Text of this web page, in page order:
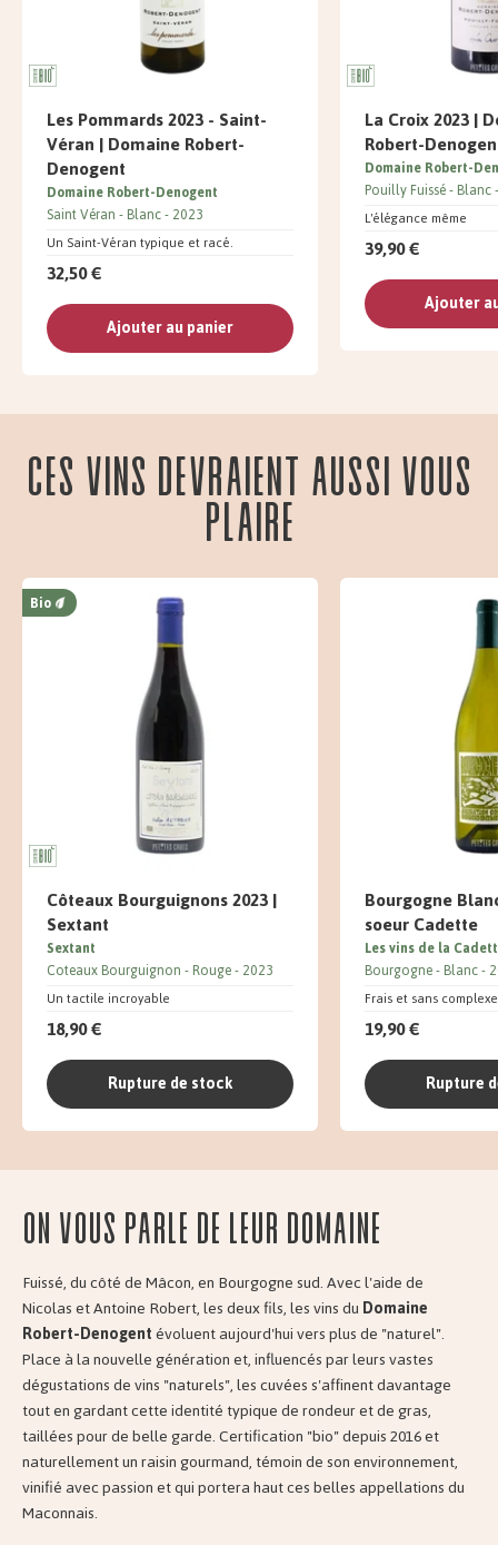
Les Pommards 2023 - Saint-
Véran | Domaine Robert-
Denogent
Un Saint-Véran typique et racé.
Domaine Robert-Denogent
Saint Véran Blanc 2023
32,50 €
Ajouter au panier
La Croix 2023 |
Robert-
L'élégance même
Domaine Robert-
Pouilly Fuissé Blanc
39,90 €
Ajouter
Ces vins devraient aussi vous
plaire
Bio
Côteaux Bourguignons 2023 |
Sextant
Un tactile incroyable
Sextant
Coteaux Bourguignon Rouge 2023
18,90 €
Rupture de stock
Bourgogne
soeur Cadette
Frais et sans complexe
Les vins de la
Bourgogne Blanc
19,90 €
Rupture
On vous parle de leur domaine
Fuissé, du côté de Mâcon, en Bourgogne sud. Avec l'aide de
Nicolas et Antoine Robert, les deux fils, les vins duDomaine
Robert-Denogentévoluent aujourd'hui vers plus de "naturel".
Place à la nouvelle génération et, influencés par leurs vastes
dégustations de vins "naturels", les cuvées s'affinent davantage
tout en gardant cette identité typique de rondeur et de gras,
taillées pour de belle garde. Certification "bio" depuis 2016 et
naturellement un raisin gourmand, témoin de son environnement,
vinifié avec passion et qui portera haut ces belles appellations du
Maconnais.